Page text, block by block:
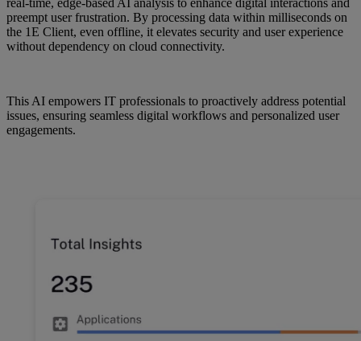
preempt user frustration. By processing data within milliseconds on
the 1E Client, even offline, it elevates security and user experience
without dependency on cloud connectivity.
This AI empowers IT professionals to proactively address potential
issues, ensuring seamless digital workflows and personalized user
engagements.